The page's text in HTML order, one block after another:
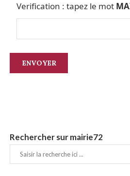
Verification : tapez le mot
Rechercher sur mairie72